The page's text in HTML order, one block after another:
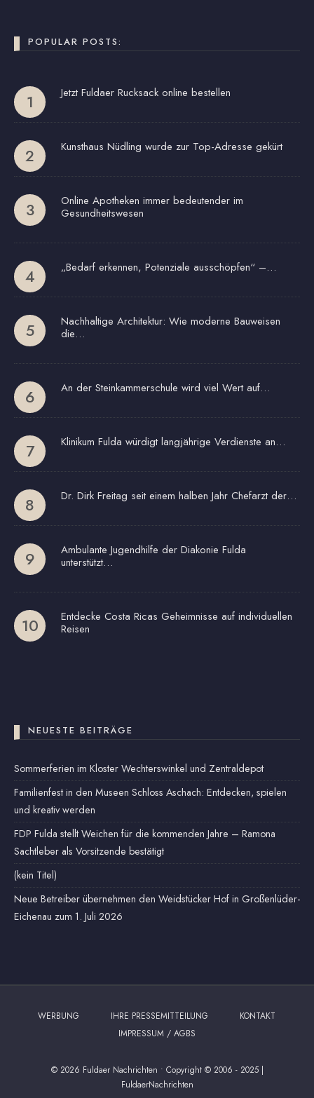
POPULAR POSTS:
Jetzt Fuldaer Rucksack online bestellen
Kunsthaus Nüdling wurde zur Top-Adresse gekürt
Online Apotheken immer bedeutender im
Gesundheitswesen
„Bedarf erkennen, Potenziale ausschöpfen“ –…
Nachhaltige Architektur: Wie moderne Bauweisen
die…
An der Steinkammerschule wird viel Wert auf…
Klinikum Fulda würdigt langjährige Verdienste an…
Dr. Dirk Freitag seit einem halben Jahr Chefarzt der…
Ambulante Jugendhilfe der Diakonie Fulda
unterstützt…
Entdecke Costa Ricas Geheimnisse auf individuellen
Reisen
NEUESTE BEITRÄGE
Sommerferien im Kloster Wechterswinkel und Zentraldepot
Familienfest in den Museen Schloss Aschach: Entdecken, spielen
und kreativ werden
FDP Fulda stellt Weichen für die kommenden Jahre – Ramona
Sachtleber als Vorsitzende bestätigt
(kein Titel)
Neue Betreiber übernehmen den Weidstücker Hof in Großenlüder-
Eichenau zum 1. Juli 2026
WERBUNG IHRE PRESSEMITTEILUNG
KONTAKT
IMPRESSUM / AGBS
© 2026 Fuldaer Nachrichten • Copyright © 2006 - 2025 |
FuldaerNachrichten